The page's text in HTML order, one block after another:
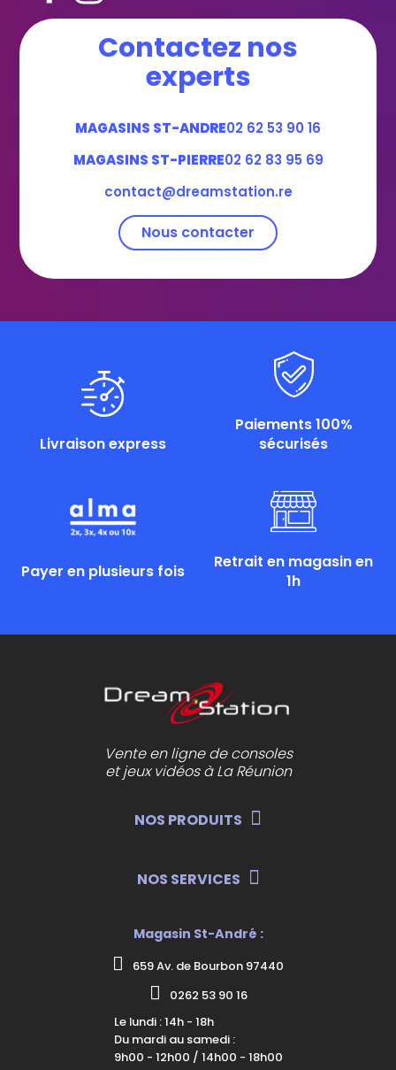
Contactez nos
experts
MAGASINS ST-ANDRE02 62 53 90 16
MAGASINS ST-PIERRE02 62 83 95 69
contact@dreamstation.re
Nous contacter
Livraison express
Paiements 100%
sécurisés
Payer en plusieurs fois
Retrait en magasin en
1h
Vente en ligne de consoles
et jeux vidéos à La Réunion
NOS PRODUITS
NOS SERVICES
Magasin St-André :
659 Av. de Bourbon 97440
0262 53 90 16
Le lundi : 14h - 18h
Du mardi au samedi :
9h00 - 12h00 / 14h00 - 18h00